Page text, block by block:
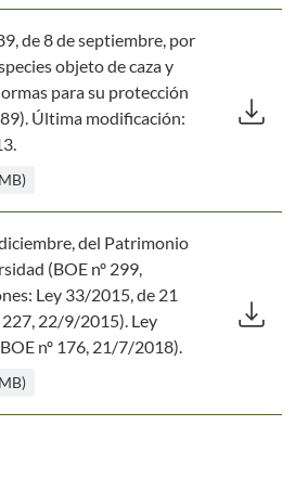
de 8 de septiembre, por
objeto de caza y
para su protección
Última modificación:
download
del Patrimonio
(BOE nº 299,
Ley 33/2015, de 21
22/9/2015). Ley
nº 176, 21/7/2018).
download